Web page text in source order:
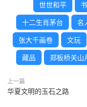
世世和平
十二生肖茅台 名
张大千画卷 文玩
藏品 郑板桥关山
上一篇
华夏文明的玉石之路